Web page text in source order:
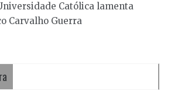
Católica lamenta
Carvalho Guerra